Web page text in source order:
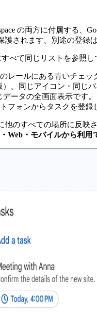
の両方に付属する
されます。別途の登録
べて同じリストを参照し
のレールにある青いチェ
）。同じアイコン・同じ
データの全画面表示です。
フォンからタスクを登録
のすべての場所に反映
Web・モバイルから利用